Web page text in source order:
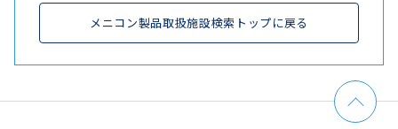
メニコン製品取扱施設検索トップに戻る